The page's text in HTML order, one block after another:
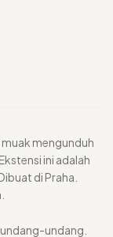
mengunduh
ini adalah
di Praha.
undang.